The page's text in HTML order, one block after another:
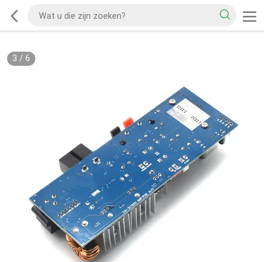
3 / 6